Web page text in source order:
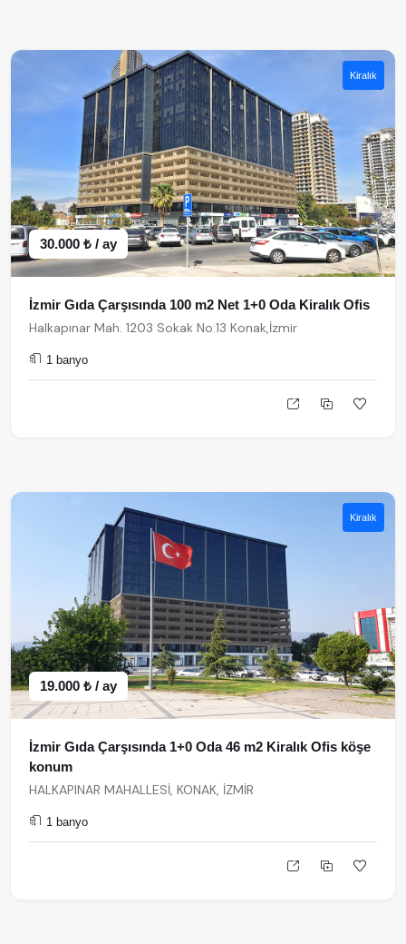
Kiralık
30.000 ₺ / ay
İzmir Gıda Çarşısında 100 m2 Net 1+0 Oda Kiralık Ofis
Halkapınar Mah. 1203 Sokak No:13 Konak,İzmir
1 banyo
Kiralık
19.000 ₺ / ay
İzmir Gıda Çarşısında 1+0 Oda 46 m2 Kiralık Ofis köşe
konum
HALKAPINAR MAHALLESİ, KONAK, İZMİR
1 banyo